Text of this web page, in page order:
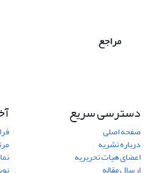
مراجع
دسترسی سریع
صفحه اصلی
درباره نشریه
اعضای هیات تحریریه